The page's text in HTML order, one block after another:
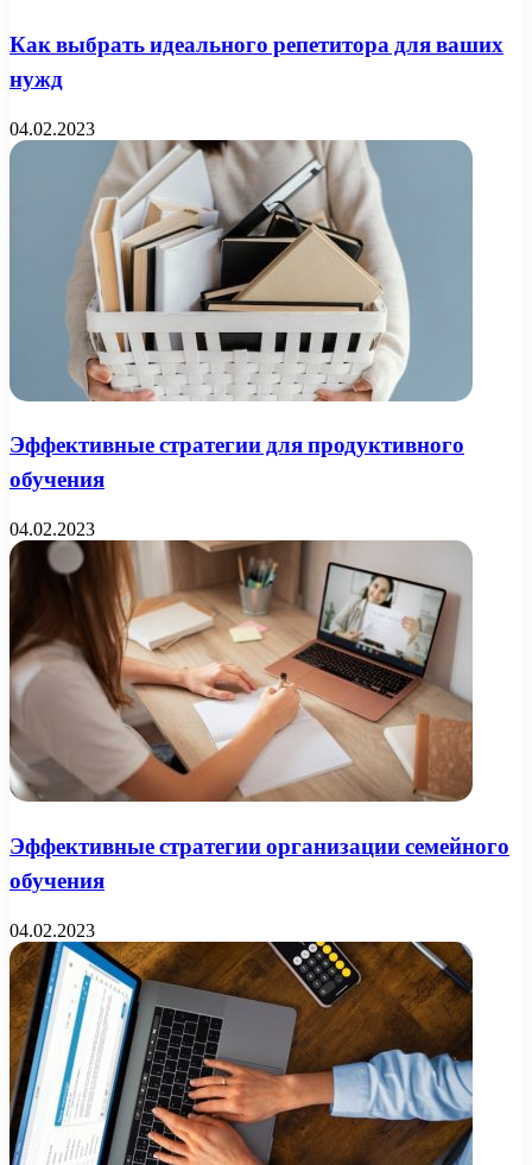
Как выбрать идеального репетитора для ваших
нужд
04.02.2023
Эффективные стратегии для продуктивного
обучения
04.02.2023
Эффективные стратегии организации семейного
обучения
04.02.2023